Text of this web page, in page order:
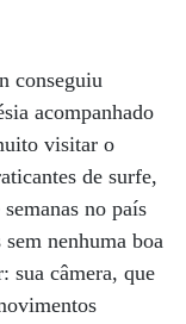
conseguiu
acompanhado
visitar o
de surfe,
no país
nenhuma boa
sua câmera, que